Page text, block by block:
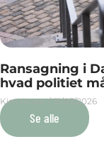
Se alle
Ransagning i
hvad politiet
Kim Hvam 31/07/2026